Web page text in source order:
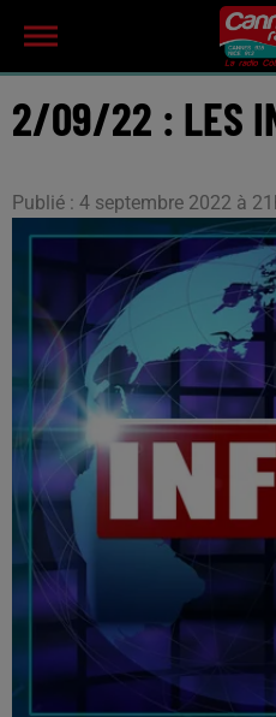
2/09/22 : LES
Publié : 4 septembre 2022 à